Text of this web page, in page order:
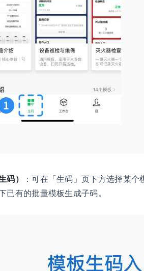
码）
：可在「生码」页下方选择某
已有的批量模板生成子码。